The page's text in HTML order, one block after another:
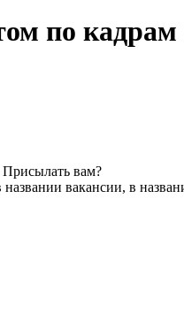
по кадрам
Присылать вам?
вакансии, в